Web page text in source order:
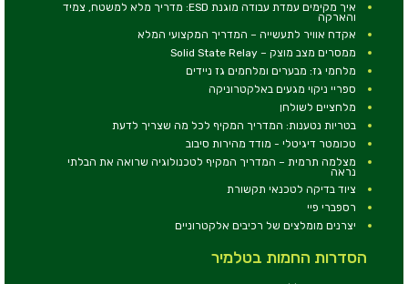
איך מקימים עמדת עבודה מוגנת ESD: מדריך מלא למשטח, צמיד
והארקה
אקדח אוויר לתעשייה – המדריך המקצועי המלא
ממסרים מצב מוצק – Solid State Relay
מלחמי גז: מבערים ומלחמים גז ניידים
ספריי ניקוי מגעים באלקטרוניקה
מלחציים לשולחן
בטריות נטענות: המדריך המקיף לכל מה שצריך לדעת
טכומטר דיגיטלי - מודד מהירות סיבוב
מצלמה תרמית – המדריך המקיף לטכנולוגיה שרואה את הבלתי
נראה
ציוד בדיקה לטכנאי תקשורת
רספברי פיי
יצרנים מומלצים של רכיבים אלקטרוניים
הסדרות החמות בטלמיר